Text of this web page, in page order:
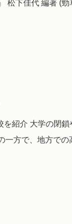
松下佳代 編著 (勁
を紹介 大学の閉鎖
一方で、地方での